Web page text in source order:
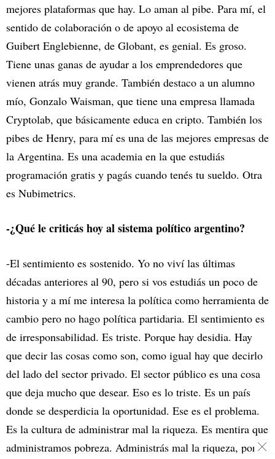
mejores plataformas que hay. Lo aman al pibe. Para mí, el
sentido de colaboración o de apoyo al ecosistema de
Guibert Englebienne, de Globant, es genial. Es groso.
Tiene unas ganas de ayudar a los emprendedores que
vienen atrás muy grande. También destaco a un alumno
mío, Gonzalo Waisman, que tiene una empresa llamada
Cryptolab, que básicamente educa en cripto. También los
pibes de Henry, para mí es una de las mejores empresas de
la Argentina. Es una academia en la que estudiás
programación gratis y pagás cuando tenés tu sueldo. Otra
es Nubimetrics.
-¿Qué le criticás hoy al sistema político argentino?
-El sentimiento es sostenido. Yo no viví las últimas
décadas anteriores al 90, pero si vos estudiás un poco de
historia y a mí me interesa la política como herramienta de
cambio pero no hago política partidaria. El sentimiento es
de irresponsabilidad. Es triste. Porque hay desidia. Hay
que decir las cosas como son, como igual hay que decirlo
del lado del sector privado. El sector público es una cosa
que deja mucho que desear. Eso es lo triste. Es un país
donde se desperdicia la oportunidad. Ese es el problema.
Es la cultura de administrar mal la riqueza. Es mentira que
administramos pobreza. Administrás mal la riqueza, por